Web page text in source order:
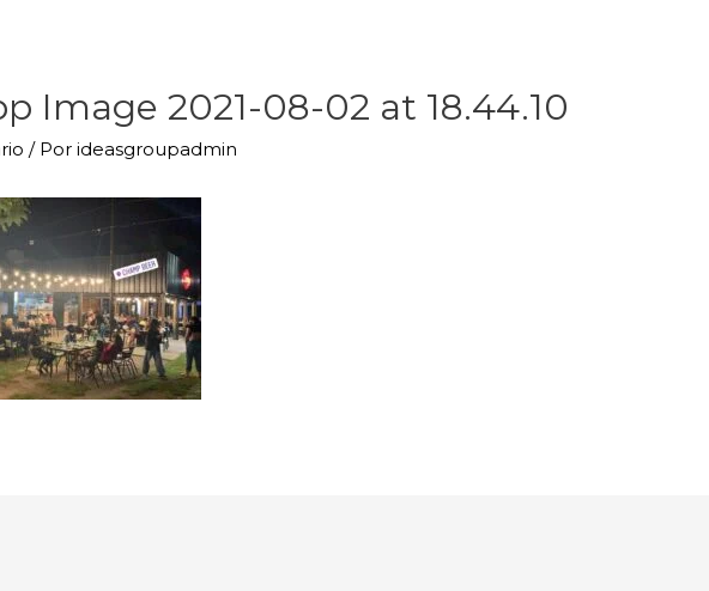
Image 2021-08-02 at 18.44.10
/ Porideasgroupadmin